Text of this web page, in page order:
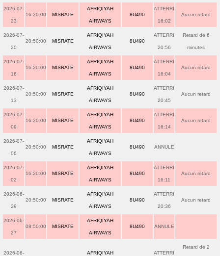
2026-07-
23
16:20:00 MISRATE
AFRIQIYAH
AIRWAYS
8U490
ATTERRI
16:02
Aucun retard
2026-07-
20
20:50:00 MISRATE
AFRIQIYAH
AIRWAYS
8U490
ATTERRI
20:56
Retard de 6
minutes
2026-07-
16
16:20:00 MISRATE
AFRIQIYAH
AIRWAYS
8U490
ATTERRI
16:04
Aucun retard
2026-07-
13
20:50:00 MISRATE
AFRIQIYAH
AIRWAYS
8U490
ATTERRI
20:45
Aucun retard
2026-07-
09
16:20:00 MISRATE
AFRIQIYAH
AIRWAYS
8U490
ATTERRI
16:14
Aucun retard
2026-07-
06
20:50:00 MISRATE
AFRIQIYAH
AIRWAYS
8U490 ANNULE
2026-07-
02
16:20:00 MISRATE
AFRIQIYAH
AIRWAYS
8U490
ATTERRI
16:11
Aucun retard
2026-06-
29
20:50:00 MISRATE
AFRIQIYAH
AIRWAYS
8U490
ATTERRI
20:36
Aucun retard
2026-06-
27
08:50:00 MISRATE
AFRIQIYAH
AIRWAYS
8U490 ANNULE
2026-06- AFRIQIYAH ATTERRI
Retard de 2